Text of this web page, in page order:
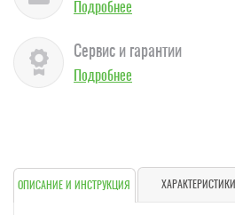
Подробнее
Сервис и гарантии
Подробнее
ОПИСАНИЕ И ИНСТРУКЦИЯ ХАРАКТЕРИСТИКИ